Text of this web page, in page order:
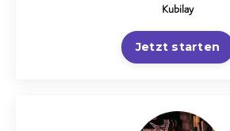
Kubilay
Jetzt starten